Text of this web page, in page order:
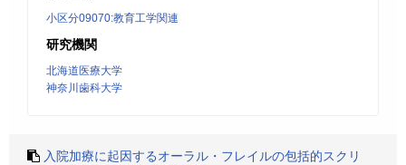
小区分09070:教育工学関連
研究機関
北海道医療大学
神奈川歯科大学
入院加療に起因するオーラル・フレイルの包括的スクリ